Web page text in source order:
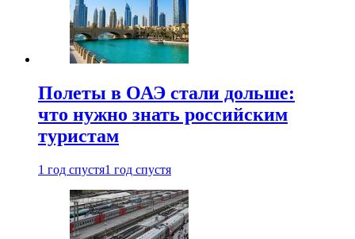
Полеты в ОАЭ стали дольше:
что нужно знать российским
туристам
1 год спустя1 год спустя